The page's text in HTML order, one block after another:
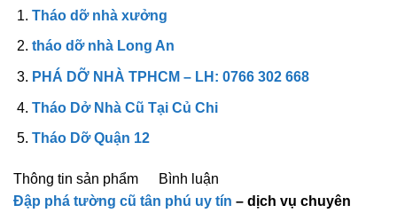
Tháo dỡ nhà xưởng
tháo dỡ nhà Long An
PHÁ DỠ NHÀ TPHCM – LH: 0766 302 668
Tháo Dở Nhà Cũ Tại Củ Chi
Tháo Dỡ Quận 12
Thông tin sản phẩm
Bình luận
Đập phá tường cũ tân phú uy tín – dịch vụ chuyên